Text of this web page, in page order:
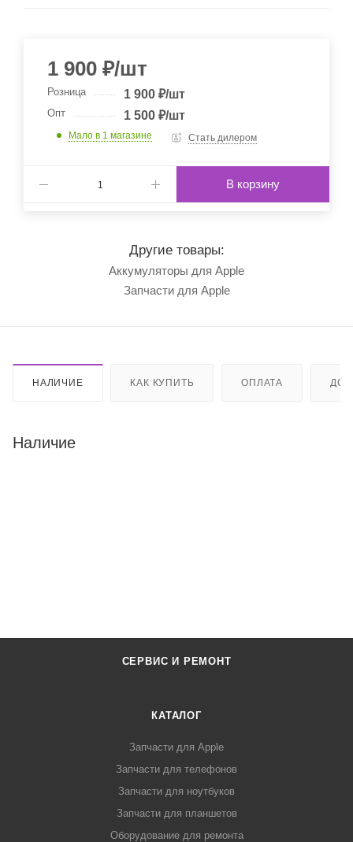
1 900 ₽/шт
Розница 1 900 ₽/шт
Опт 1 500 ₽/шт
Мало в 1 магазине Стать дилером
В корзину
Другие товары:
Аккумуляторы для Apple
Запчасти для Apple
НАЛИЧИЕ КАК КУПИТЬ ОПЛАТА
Наличие
СЕРВИС И РЕМОНТ
КАТАЛОГ
Запчасти для Apple
Запчасти для телефонов
Запчасти для ноутбуков
Запчасти для планшетов
Оборудование для ремонта